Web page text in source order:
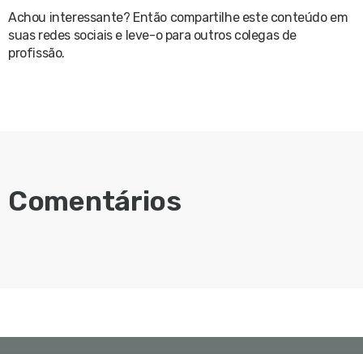
Achou interessante? Então compartilhe este conteúdo em
suas redes sociais e leve-o para outros colegas de
profissão.
Comentários